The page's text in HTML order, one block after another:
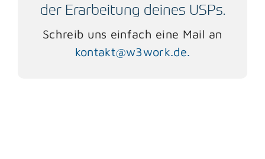
der Erarbeitung deines USPs.
Schreib uns einfach eine Mail an
kontakt@w3work.de.